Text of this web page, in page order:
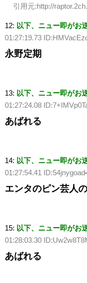
引用元:http://
12: 以下、ニュー即がお
01:27:19.73
永野定期
13: 以下、ニュー即がお
01:27:24.08
あばれる
14: 以下、ニュー即がお
01:27:54.41 ID:54jnygoad
エンタのピン芸人
15: 以下、ニュー即がお
01:28:03.30
あばれる